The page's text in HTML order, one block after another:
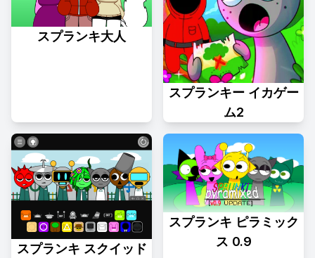
スプランキ大人
スプランキー イカゲー
ム2
スプランキ スクイッド
スプランキ ピラミック
ス 0.9